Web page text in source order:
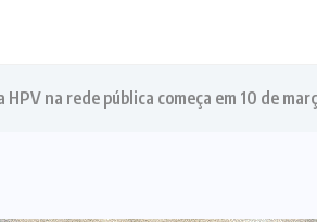
na rede pública começa em 10 de